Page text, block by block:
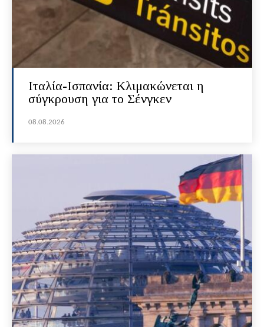
Ιταλία-Ισπανία: Κλιμακώνεται η
σύγκρουση για το Σένγκεν
08.08.2026